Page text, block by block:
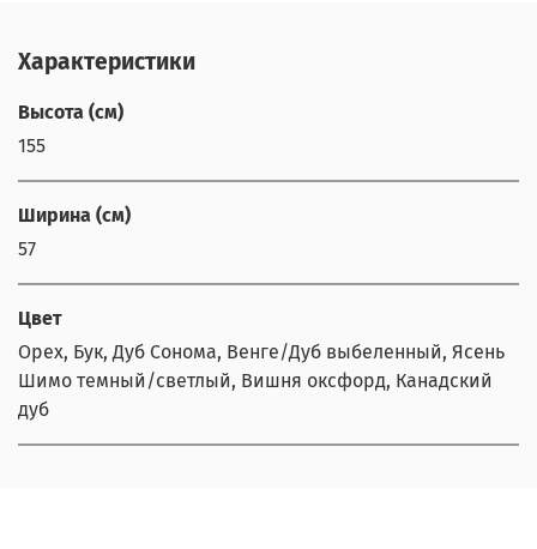
Характеристики
Высота (см)
155
Ширина (см)
57
Цвет
Орех, Бук, Дуб Сонома, Венге/Дуб выбеленный, Ясень
Шимо темный/светлый, Вишня оксфорд, Канадский
дуб